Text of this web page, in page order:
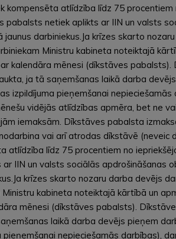
atlīdzība līdz 75
netiek aplikts ar IIN un valsts
darbiniekus.Ja krīzes skarto
Ministru kabineta noteiktajā
kalendāra mēnesi (dīkstāves
ja tā saņemšanas laikā darba
izpildījuma pieņemšanai
vidējās atlīdzības apmēra, bet ne
iemaksām. Dīkstāves pabalsta
vai arī atrodas dīkstāvē
līdz 75 procentiem no
IIN un valsts sociālās
krīzes skarto nozaru darba devējs
kabineta noteiktajā kārtībā un
mēnesi (dīkstāves pabalsts).
laikā darba devējs pieņem
nepieciešamās darbības),